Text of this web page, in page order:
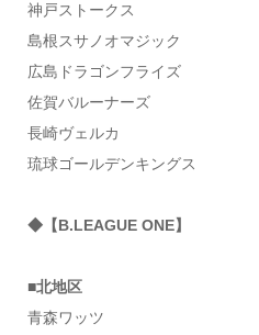
神戸ストークス
島根スサノオマジック
広島ドラゴンフライズ
佐賀バルーナーズ
長崎ヴェルカ
琉球ゴールデンキングス
◆【B.LEAGUE ONE】
■北地区
青森ワッツ